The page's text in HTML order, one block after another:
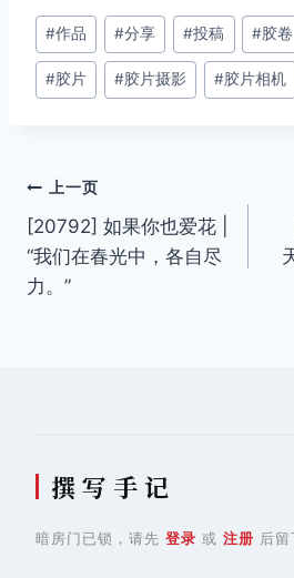
文
章
标
#作品 #分享 #投稿 #胶卷
#胶片 #胶片摄影 #胶片相机
文
章
导
上一页
[20792] 如果你也爱花 |
“我们在春光中，各自尽
力。”
撰 写 手 记
暗房门已锁，请先 登录 或 注册 后留